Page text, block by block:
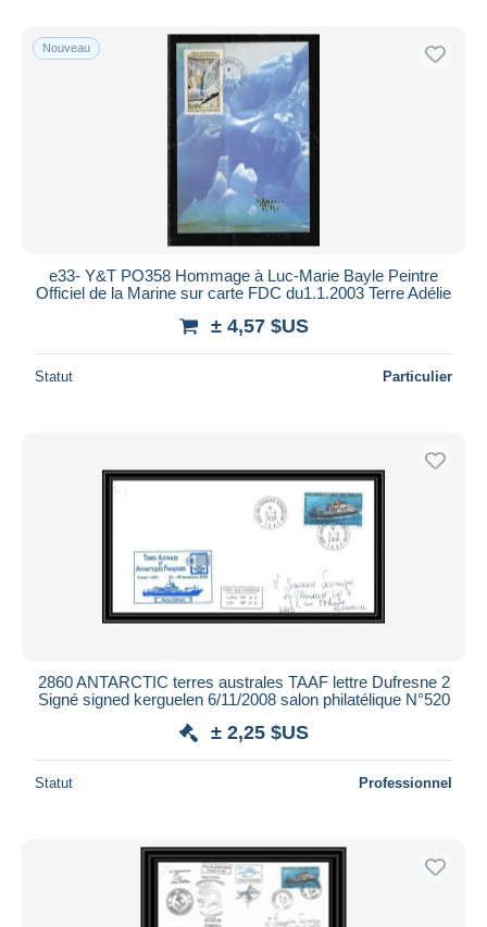
Uniquement en réduction
Livraison gratuite
Méthodes de paiement
Virement bancaire
Mastercard
iDeal
Appliquer
Nouveau
e33- Y&T PO358 Hommage à Luc-Marie Bayle Peintre
Officiel de la Marine sur carte FDC du1.1.2003 Terre Adélie
± 4,57 $US
Statut Particulier
2860 ANTARCTIC terres australes TAAF lettre Dufresne 2
Signé signed kerguelen 6/11/2008 salon philatélique N°520
± 2,25 $US
Statut Professionnel